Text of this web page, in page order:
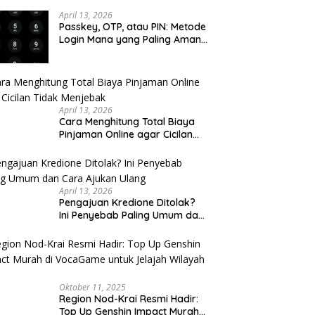
April 13, 2026
Passkey, OTP, atau PIN: Metode
Login Mana yang Paling Aman
April 13, 2026
Cara Menghitung Total Biaya
Pinjaman Online agar Cicilan
April 13, 2026
Pengajuan Kredione Ditolak?
Ini Penyebab Paling Umum dan
Oktober 11, 2025
Region Nod-Krai Resmi Hadir:
Top Up Genshin Impact Murah